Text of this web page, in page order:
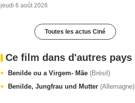
jeudi 6 août 2026
Toutes les actus Ciné
Ce film dans d'autres pays
Benilde ou a Virgem- Mãe (Brésil)
Benilde, Jungfrau und Mutter (Allemagne)